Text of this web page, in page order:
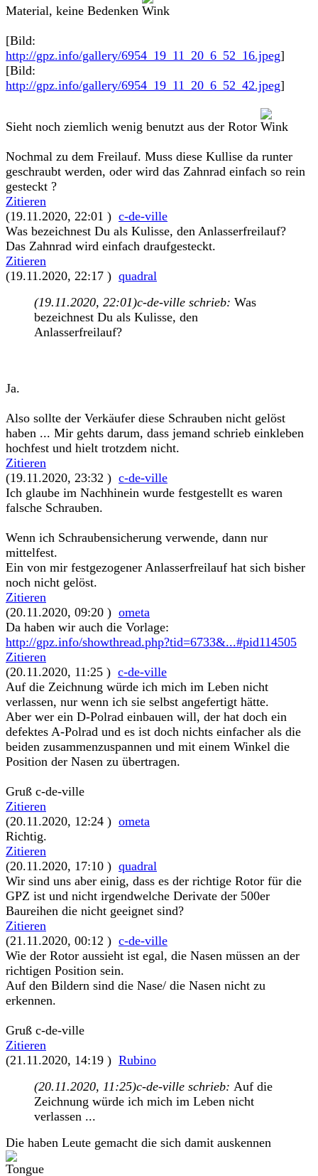
Material, keine Bedenken
[Bild:
http://gpz.info/gallery/6954_19_11_20_6_52_16.jpeg]
[Bild:
http://gpz.info/gallery/6954_19_11_20_6_52_42.jpeg]
Sieht noch ziemlich wenig benutzt aus der Rotor
Nochmal zu dem Freilauf. Muss diese Kullise da runter
geschraubt werden, oder wird das Zahnrad einfach so rein
gesteckt ?
Zitieren
(19.11.2020, 22:01 ) c-de-ville
Was bezeichnest Du als Kulisse, den Anlasserfreilauf?
Das Zahnrad wird einfach draufgesteckt.
Zitieren
(19.11.2020, 22:17 ) quadral
(19.11.2020, 22:01)c-de-ville schrieb: Was
bezeichnest Du als Kulisse, den
Anlasserfreilauf?
Ja.
Also sollte der Verkäufer diese Schrauben nicht gelöst
haben ... Mir gehts darum, dass jemand schrieb einkleben
hochfest und hielt trotzdem nicht.
Zitieren
(19.11.2020, 23:32 ) c-de-ville
Ich glaube im Nachhinein wurde festgestellt es waren
falsche Schrauben.
Wenn ich Schraubensicherung verwende, dann nur
mittelfest.
Ein von mir festgezogener Anlasserfreilauf hat sich bisher
noch nicht gelöst.
Zitieren
(20.11.2020, 09:20 ) ometa
Da haben wir auch die Vorlage:
http://gpz.info/showthread.php?tid=6733&...#pid114505
Zitieren
(20.11.2020, 11:25 ) c-de-ville
Auf die Zeichnung würde ich mich im Leben nicht
verlassen, nur wenn ich sie selbst angefertigt hätte.
Aber wer ein D-Polrad einbauen will, der hat doch ein
defektes A-Polrad und es ist doch nichts einfacher als die
beiden zusammenzuspannen und mit einem Winkel die
Position der Nasen zu übertragen.
Gruß c-de-ville
Zitieren
(20.11.2020, 12:24 ) ometa
Richtig.
Zitieren
(20.11.2020, 17:10 ) quadral
Wir sind uns aber einig, dass es der richtige Rotor für die
GPZ ist und nicht irgendwelche Derivate der 500er
Baureihen die nicht geeignet sind?
Zitieren
(21.11.2020, 00:12 ) c-de-ville
Wie der Rotor aussieht ist egal, die Nasen müssen an der
richtigen Position sein.
Auf den Bildern sind die Nase/ die Nasen nicht zu
erkennen.
Gruß c-de-ville
Zitieren
(21.11.2020, 14:19 ) Rubino
(20.11.2020, 11:25)c-de-ville schrieb: Auf die
Zeichnung würde ich mich im Leben nicht
verlassen ...
Die haben Leute gemacht die sich damit auskennen